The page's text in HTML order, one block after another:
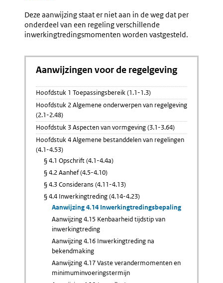
Deze aanwijzing staat er niet aan in de weg dat per
onderdeel van een regeling verschillende
inwerkingtredingsmomenten worden vastgesteld.
Aanwijzingen voor de regelgeving
Hoofdstuk 1 Toepassingsbereik (1.1-1.3)
Hoofdstuk 2 Algemene onderwerpen van regelgeving
(2.1-2.48)
Hoofdstuk 3 Aspecten van vormgeving (3.1-3.64)
Hoofdstuk 4 Algemene bestanddelen van regelingen
(4.1-4.53)
§ 4.1 Opschrift (4.1-4.4a)
§ 4.2 Aanhef (4.5-4.10)
§ 4.3 Considerans (4.11-4.13)
§ 4.4 Inwerkingtreding (4.14-4.23)
Aanwijzing 4.14 Inwerkingtredingsbepaling
Aanwijzing 4.15 Kenbaarheid tijdstip van
inwerkingtreding
Aanwijzing 4.16 Inwerkingtreding na
bekendmaking
Aanwijzing 4.17 Vaste verandermomenten en
minimuminvoeringstermijn